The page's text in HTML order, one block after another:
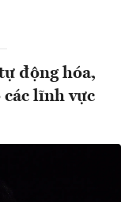
động hóa,
các lĩnh vực